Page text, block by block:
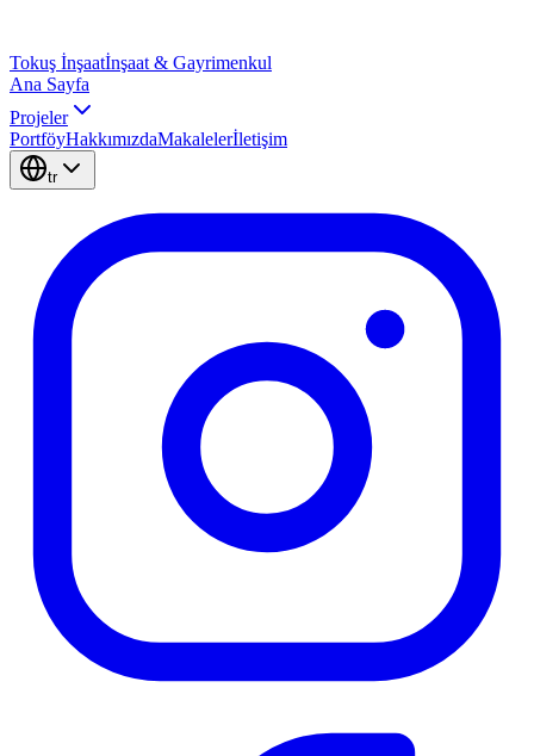
Tokuş İnşaatİnşaat & Gayrimenkul
Ana Sayfa
Projeler
PortföyHakkımızdaMakalelerİletişim
tr